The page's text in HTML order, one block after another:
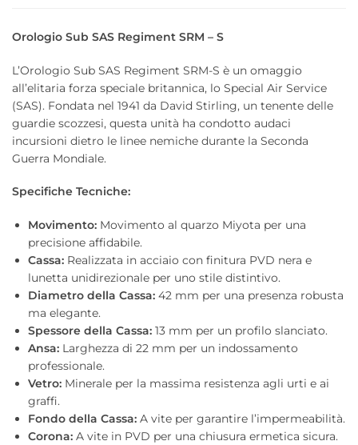
Orologio Sub SAS Regiment SRM – S
L’Orologio Sub SAS Regiment SRM-S è un omaggio
all’elitaria forza speciale britannica, lo Special Air Service
(SAS). Fondata nel 1941 da David Stirling, un tenente delle
guardie scozzesi, questa unità ha condotto audaci
incursioni dietro le linee nemiche durante la Seconda
Guerra Mondiale.
Specifiche Tecniche:
Movimento: Movimento al quarzo Miyota per una
precisione affidabile.
Cassa: Realizzata in acciaio con finitura PVD nera e
lunetta unidirezionale per uno stile distintivo.
Diametro della Cassa: 42 mm per una presenza robusta
ma elegante.
Spessore della Cassa: 13 mm per un profilo slanciato.
Ansa: Larghezza di 22 mm per un indossamento
professionale.
Vetro: Minerale per la massima resistenza agli urti e ai
graffi.
Fondo della Cassa: A vite per garantire l’impermeabilità.
Corona: A vite in PVD per una chiusura ermetica sicura.